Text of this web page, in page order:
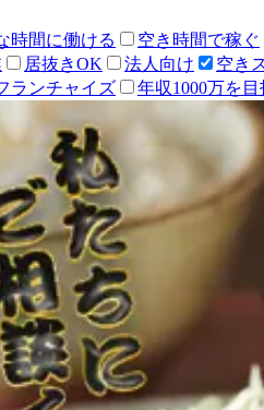
時間に働ける 空き時間で稼ぐ
居抜きOK 法人向け 空き
ランチャイズ 年収1000万を目